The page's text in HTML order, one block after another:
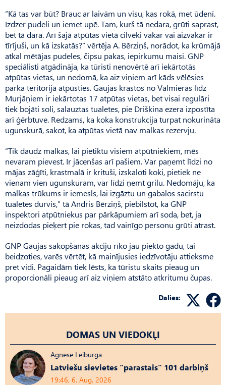
“Kā tas var būt? Brauc ar laivām un visu, kas rokā, met ūdenī.
Izdzer pudeli un iemet upē. Tam, kurš tā nedara, grūti saprast,
bet tā dara. Arī šajā atpūtas vietā cilvēki vakar vai aizvakar ir
tīrījuši, un kā izskatās?” vērtēja A. Bērziņš, norādot, ka krūmājā
atkal mētājas pudeles, čipsu pakas, iepirkumu maisi. GNP
speciālisti atgādināja, ka tūristi nenovērtē arī iekārtotās
atpūtas vietas, un nedomā, ka aiz viņiem arī kāds vēlēsies
parka teritorijā atpūsties. Gaujas krastos no Valmieras līdz
Murjāņiem ir iekārtotas 17 atpūtas vietas, bet visai regulāri
tiek bojāti soli, salauztas tualetes, pie Driškina ezera izpostīta
arī ģērbtuve. Redzams, ka koka konstrukcija turpat nokurināta
ugunskurā, sakot, ka atpūtas vietā nav malkas rezervju.
“Tik daudz malkas, lai pietiktu visiem atpūtniekiem, mēs
nevaram pievest. Ir jācenšas arī pašiem. Var paņemt līdzi no
mājas zāģīti, krastmalā ir krituši, izskaloti koki, pietiek ne
vienam vien ugunskuram, var līdzi ņemt grilu. Nedomāju, ka
malkas trūkums ir iemesls, lai izgāztu un gabalos sacirstu
tualetes durvis,” tā Andris Bērziņš, piebilstot, ka GNP
inspektori atpūtniekus par pārkāpumiem arī soda, bet, ja
neizdodas pieķert pie rokas, tad vainīgo personu grūti atrast.
GNP Gaujas sakopšanas akciju rīko jau piekto gadu, tai
beidzoties, varēs vērtēt, kā mainījusies iedzīvotāju attieksme
pret vidi. Pagaidām tiek lēsts, ka tūristu skaits pieaug un
proporcionāli pieaug arī aiz viņiem atstāto atkritumu čupas.
Dalies:
DOMAS UN VIEDOKĻI
Agnese Leiburga
Latviešu sievietes “parastais” 101 darbiņš
19:46, 6. Aug, 2026